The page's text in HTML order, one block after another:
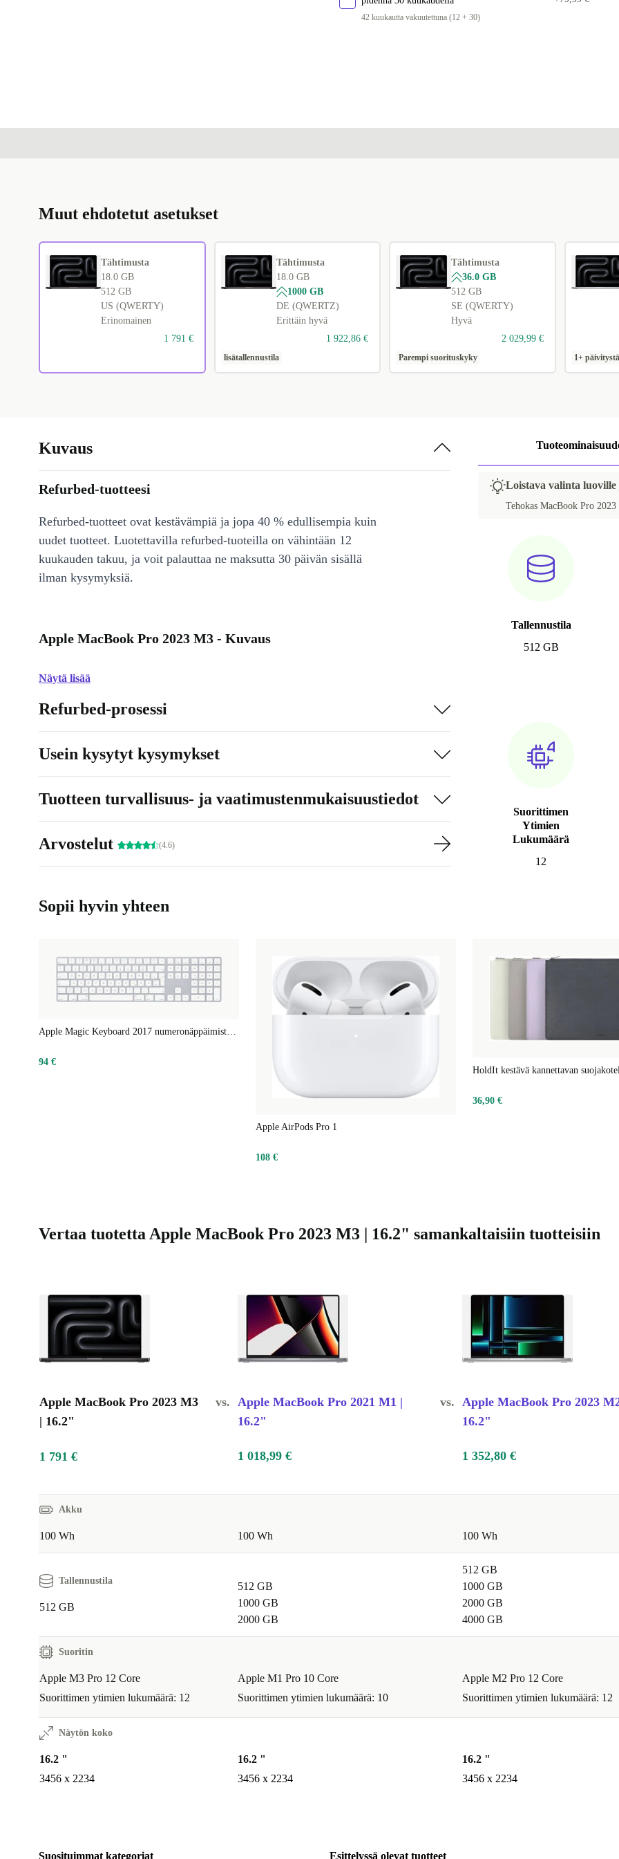
FR (AZERTY)
BE (AZERTY) +1 308 €
CZ (QWERTZ) +1 313,47 €
42 kuukautta vakuutettuna (12 + 30)
Muut ehdotetut asetukset
Tähtimusta
18.0 GB
512 GB
US (QWERTY)
Erinomainen
1 791 €
Tähtimusta
18.0 GB
1000 GB
DE (QWERTZ)
Erittäin hyvä
1 922,86 €
lisätallennustila
Tähtimusta
36.0 GB
512 GB
SE (QWERTY)
Hyvä
2 029,99 €
Parempi suorituskyky 1+ päivitystä
Loistava valinta
Tehokas MacBook Pro
Tallennustila
512 GB
Suorittimen
Ytimien
Lukumäärä
12
Kuvaus
Refurbed-tuotteesi
Refurbed-tuotteet ovat kestävämpiä ja jopa 40 % edullisempia kuin
uudet tuotteet. Luotettavilla refurbed-tuoteilla on vähintään 12
kuukauden takuu, ja voit palauttaa ne maksutta 30 päivän sisällä
ilman kysymyksiä.
Apple MacBook Pro 2023 M3 - Kuvaus
Näytä lisää
Refurbed-prosessi
Usein kysytyt kysymykset
Tuotteen turvallisuus- ja vaatimustenmukaisuustiedot
Arvostelut (4.6)
Sopii hyvin yhteen
94 €
Apple AirPods Pro 1
108 €
HoldIt kestävä kannettavan
36,90 €
Vertaa tuotetta Apple MacBook Pro 2023 M3 | 16.2" samankaltaisiin tuotteisiin
Apple MacBook Pro 2023 M3
| 16.2"
vs.
Apple MacBook Pro 2021 M1 |
16.2"
vs.
Apple MacBook Pro 2023
16.2"
1 791 € 1 018,99 € 1 352,80 €
Akku
100 Wh 100 Wh 100 Wh
Tallennustila
512 GB
512 GB
1000 GB
2000 GB
512 GB
1000 GB
2000 GB
4000 GB
Suoritin
Apple M3 Pro 12 Core
Suorittimen ytimien lukumäärä: 12
Apple M1 Pro 10 Core
Suorittimen ytimien lukumäärä: 10
Apple M2 Pro 12 Core
Suorittimen ytimien lukumäärä: 12
Näytön koko
16.2 "
3456 x 2234
16.2 "
3456 x 2234
16.2 "
3456 x 2234
Suosituimmat kategoriat Esittelyssä olevat tuotteet